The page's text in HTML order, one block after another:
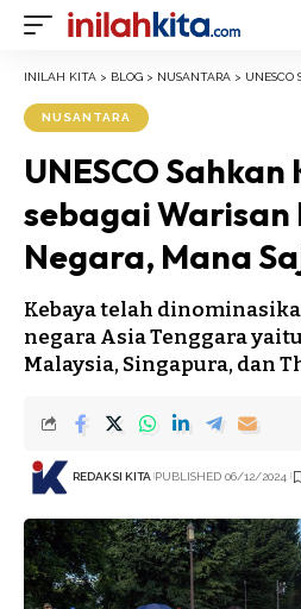
INILAH KITA > BLOG > NUSANTARA > UNESCO
NUSANTARA
UNESCO Sahkan
sebagai Warisan
Negara, Mana
Kebaya telah
negara Asia Tenggara
Malaysia, Singapura, dan
REDAKSI KITA PUBLISHED 06/12/2024